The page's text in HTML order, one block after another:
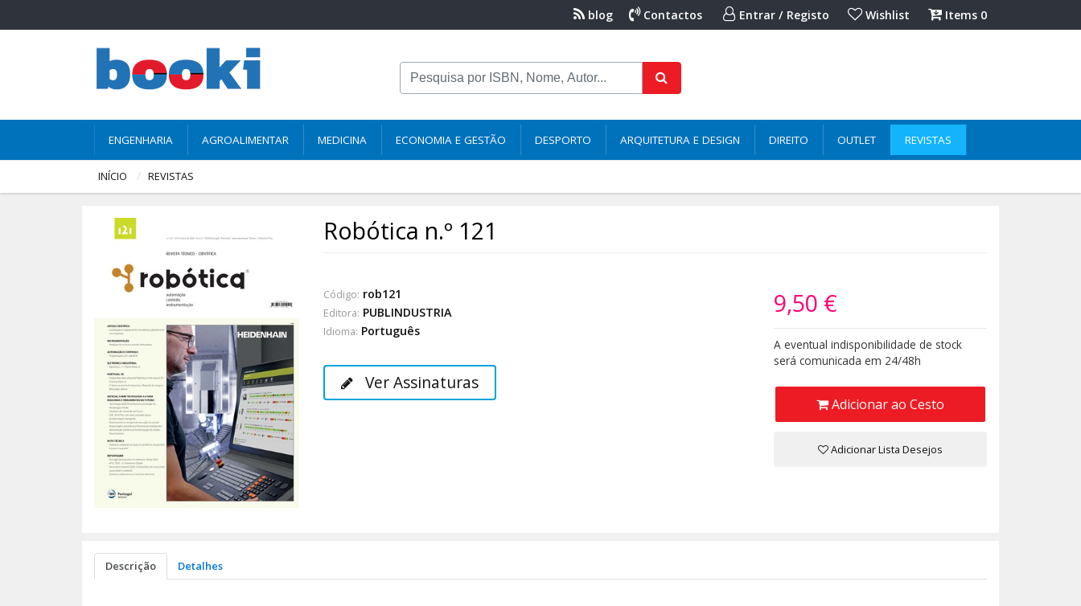
blog Contactos Entrar / Registo Wishlist Items 0
ENGENHARIA AGROALIMENTAR MEDICINA ECONOMIA E GESTÃO DESPORTO ARQUITETURA E DESIGN DIREITO OUTLET REVISTAS
INÍCIO REVISTAS
Robótica n.º 121
Código: rob121
Editora: PUBLINDUSTRIA
Idioma: Português
Ver Assinaturas
9,50 €
A eventual indisponibilidade de stock
será comunicada em 24/48h
Adicionar ao Cesto
Adicionar Lista Desejos
Descrição Detalhes